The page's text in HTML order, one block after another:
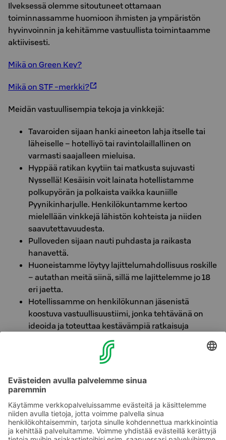
Ilveksessä olemme sitoutuneet ottamaan
toiminnassamme huomioon ihmisten ja ympäristön
hyvinvoinnin ja kehitämme vastuullista toimintaamme
aktiivisesti.
Mikä on Green Key?
Mikä on STF -merkki?
Meidän vastuullisempia tekoja ja vinkkejä:
Tavaroiden sijaan hanki aineeton lahja itselle tai
läheiselle – hotelliyö tai ravintolaillallinen on
varmasti saajalleen mieluisa.
Hyppää ratikan kyytiin tai matkusta sujuvasti
Nyssellä! Kesäisin voit lainata hotellistamme
polkupyörän ja polkaista vaikka kauniille
Pyynikinharjulle. Henkilökuntamme kertoo
mielellään vinkkejä lähistön kohteista ja niiden
saavutettavuudesta.
Pulloveden sijaan nauti puhdasta ja raikasta
hanavettä.
Huoneistamme löytyy lajittelumahdollisuus roskille
– autathan meitä siinä, sillä me lajittelemme jo 18
eri jaetta.
Hotellissamme on henkilökunnan jäsenistä
koostuva vastuullisuustiimi, jonka tehtävänä on
ideoida ja toteuttaa kestävämpiä ratkaisuja
jokapäiväiseen tekemiseemme.
Hotellin sisäilma viilennetään kesäisin viereisen
Tammerkosken vedellä. Koskikylmä-järjestelmä
kulkevan putkiston läpi ja laskee sen lopulta
Paremmat valinnat ovat aina paikallaan.